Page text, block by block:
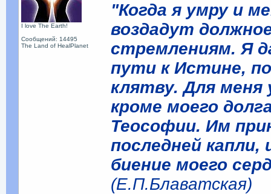
I love The Earth!
Сообщений: 14495
The Land of HealPlanet
"Когда я умру и
воздадут
стремлениям. Я
пути к Истине,
клятву. Для меня
кроме моего
Теософии. Им
последней
биение моего
(Е.П.Блаватская)